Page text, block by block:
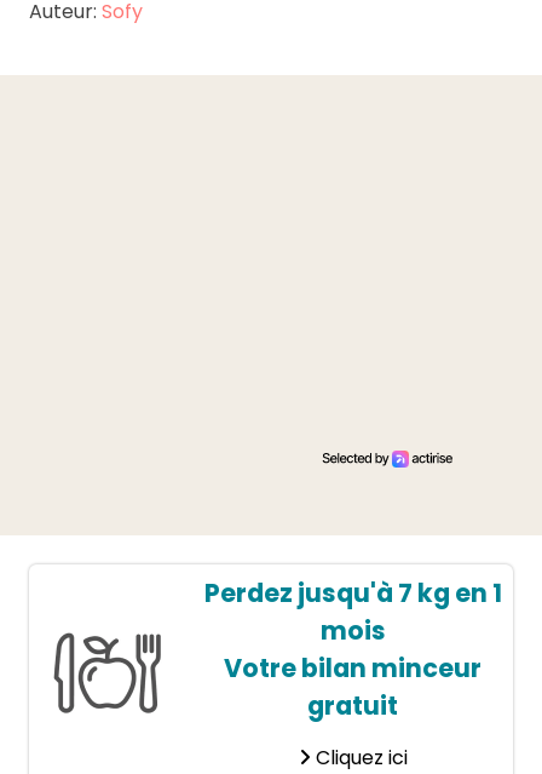
Auteur: Sofy
Perdez jusqu'à 7 kg en 1
mois
Votre bilan minceur
gratuit
Cliquez ici